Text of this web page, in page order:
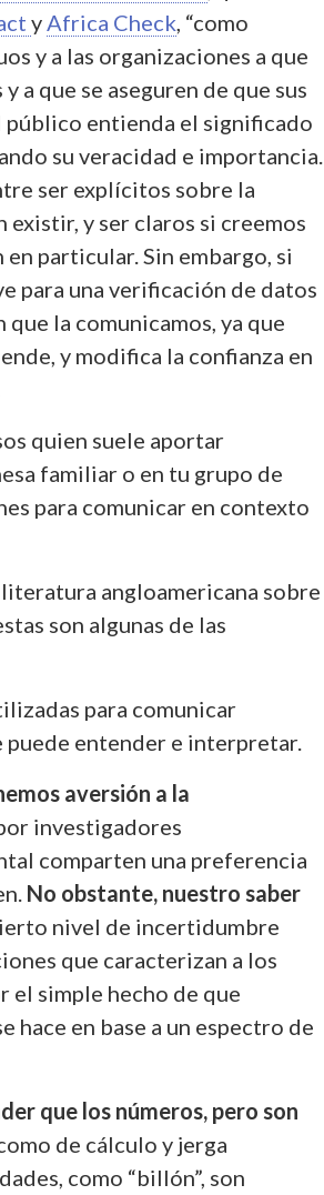
y Africa Check , “como
y a las organizaciones a que
a que se aseguren de que sus
público entienda el significado
su veracidad e importancia.
ser explícitos sobre la
y ser claros si creemos
particular. Sin embargo, si
para una verificación de datos
la comunicamos, ya que
y modifica la confianza en
quien suele aportar
familiar o en tu grupo de
para comunicar en contexto
angloamericana sobre
son algunas de las
para comunicar
entender e interpretar.
aversión a la
investigadores
comparten una preferencia
No obstante, nuestro saber
nivel de incertidumbre
que caracterizan a los
el simple hecho de que
en base a un espectro de
que los números, pero son
de cálculo y jerga
como “billón”, son